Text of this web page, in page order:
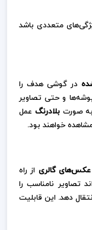
متعددی باشد
در گوشی هدف را
پوشه‌ها و حتی تصاویر
به صورتبلادرنگ عمل
خواهند بود.
عکس‌های گالری از راه
تصاویر نامناسب را
دهد. این قابلیت